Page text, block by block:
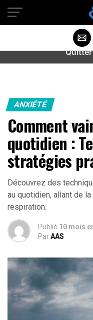
Warning
: preg_match():
/home/u589487443/
content/plugins/idev-
ANXIÉTÉ
Comment
quotidien :
stratégies
Découvrez des
au quotidien, allant de
respiration.
Publié 10 mois
ParAAS